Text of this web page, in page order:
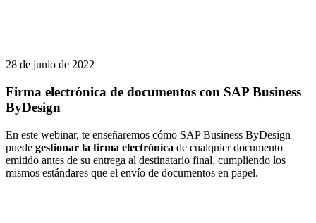
28 de junio de 2022
Firma electrónica de documentos con SAP Business
ByDesign
En este webinar, te enseñaremos cómo SAP Business ByDesign
puede gestionar la firma electrónica de cualquier documento
emitido antes de su entrega al destinatario final, cumpliendo los
mismos estándares que el envío de documentos en papel.